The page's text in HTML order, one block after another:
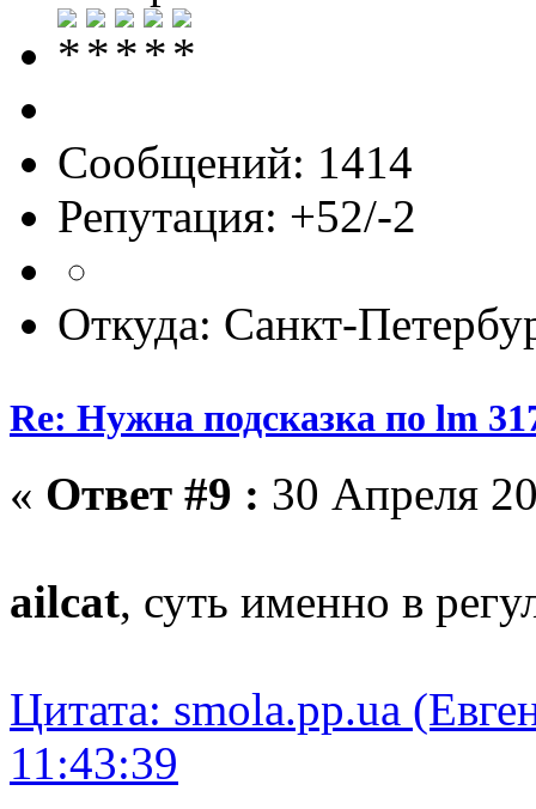
Сообщений: 1414
Репутация: +52/-2
Откуда: Санкт-
Re: Нужна подсказка по lm
« Ответ #9 : 30 Апреля
ailcat, суть именно в
Цитата: smola.pp.ua
11:43:39